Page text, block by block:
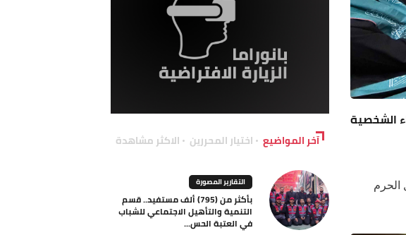
الشخصية
الحرم
آخر المواضيع اختيار المحررين الاكثر مشاهدة
التقارير المصورة
بأكثر من (795) ألف مستفيد.. قسم
التنمية والتأهيل الاجتماعي للشباب
في العتبة الحس...